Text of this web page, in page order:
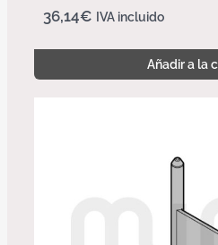
36,14€ IVA incluido
Añadir a la